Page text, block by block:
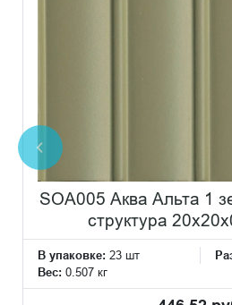
SOA005 Аква Альта 1
структура
В упаковке: 23 шт
Вес: 0.507 кг